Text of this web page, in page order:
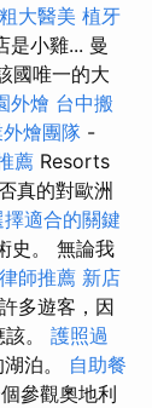
大醫美 植牙
是小雞... 曼
國唯一的大
外燴 台中搬
燴團隊 -
薦 Resorts
真的對歐洲
擇適合的關鍵
史。 無論我
律師推薦 新店
多遊客，因
。 護照過
泊。 自助餐
參觀奧地利